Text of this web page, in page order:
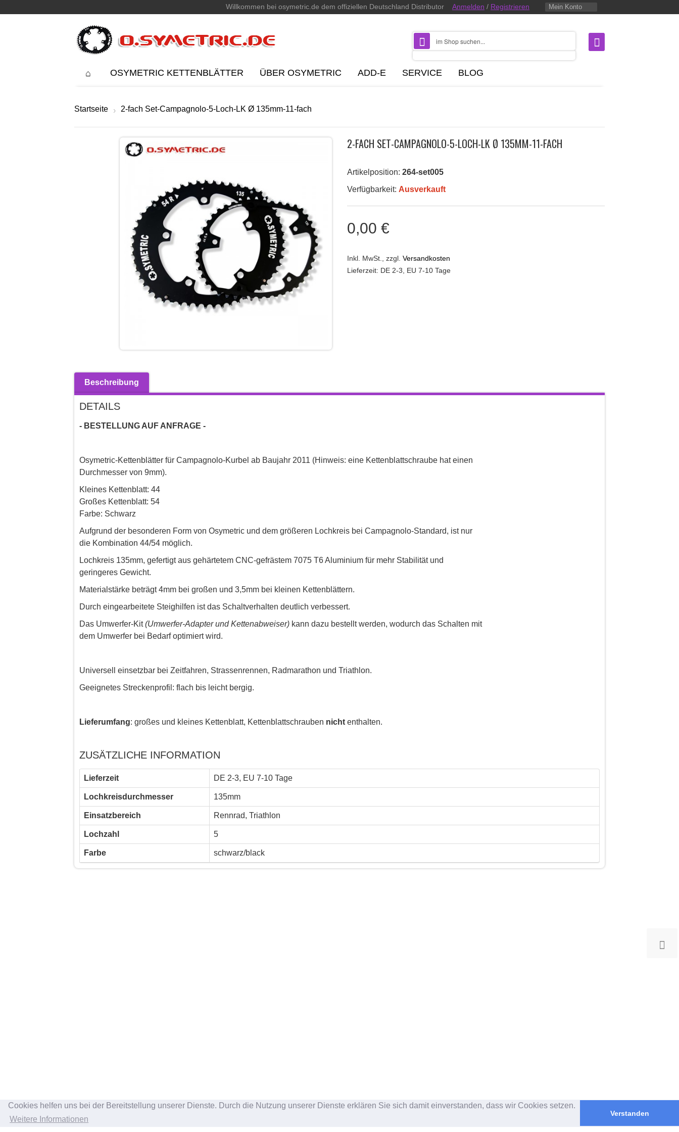
Cookies helfen uns bei der Bereitstellung unserer Dienste. Durch die Nutzung unserer Dienste erklären Sie sich damit einverstanden, dass wir Cookies setzen.
Weitere Informationen
Verstanden
Willkommen bei osymetric.de dem offiziellen Deutschland Distributor Anmelden / Registrieren Mein Konto
OSYMETRIC KETTENBLÄTTER ÜBER OSYMETRIC ADD-E SERVICE BLOG
Startseite › 2-fach Set-Campagnolo-5-Loch-LK Ø 135mm-11-fach
2-FACH SET-CAMPAGNOLO-5-LOCH-LK Ø 135MM-11-FACH
Artikelposition: 264-set005
Verfügbarkeit: Ausverkauft
0,00 €
Inkl. MwSt. zzgl. Versandkosten
Lieferzeit: DE 2-3, EU 7-10 Tage
Beschreibung
DETAILS
- BESTELLUNG AUF ANFRAGE -
Osymetric-Kettenblätter für Campagnolo-Kurbel ab Baujahr 2011 (Hinweis: eine Kettenblattschraube hat einen
Durchmesser von 9mm).
Kleines Kettenblatt: 44
Großes Kettenblatt: 54
Farbe: Schwarz
Aufgrund der besonderen Form von Osymetric und dem größeren Lochkreis bei Campagnolo-Standard, ist nur
die Kombination 44/54 möglich.
Lochkreis 135mm, gefertigt aus gehärtetem CNC-gefrästem 7075 T6 Aluminium für mehr Stabilität und
geringeres Gewicht.
Materialstärke beträgt 4mm bei großen und 3,5mm bei kleinen Kettenblättern.
Durch eingearbeitete Steighilfen ist das Schaltverhalten deutlich verbessert.
Das Umwerfer-Kit(Umwerfer-Adapter und Kettenabweiser) kann dazu bestellt werden, wodurch das Schalten mit
dem Umwerfer bei Bedarf optimiert wird.
Universell einsetzbar bei Zeitfahren, Strassenrennen, Radmarathon und Triathlon.
Geeignetes Streckenprofil: flach bis leicht bergig.
Lieferumfang: großes und kleines Kettenblatt, Kettenblattschrauben nicht enthalten.
ZUSÄTZLICHE INFORMATION
Lieferzeit DE 2-3, EU 7-10 Tage
Lochkreisdurchmesser 135mm
Einsatzbereich Rennrad, Triathlon
Lochzahl 5
Farbe schwarz/black